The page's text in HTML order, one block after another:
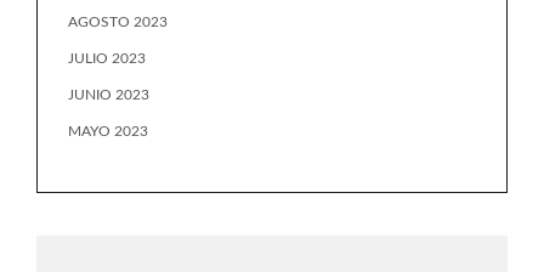
AGOSTO 2023
JULIO 2023
JUNIO 2023
MAYO 2023